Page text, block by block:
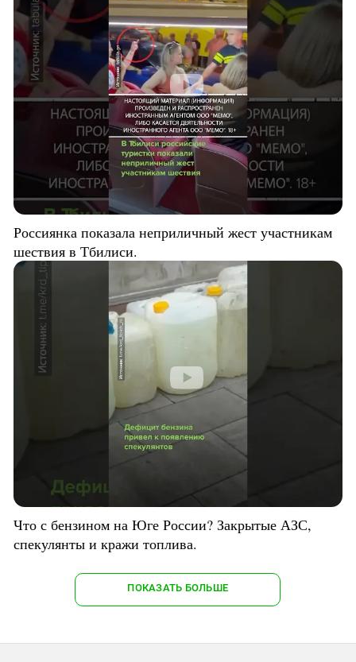
Россиянка показала неприличный жест участникам
шествия в Тбилиси.
Что с бензином на Юге России? Закрытые АЗС,
спекулянты и кражи топлива.
ПОКАЗАТЬ БОЛЬШЕ